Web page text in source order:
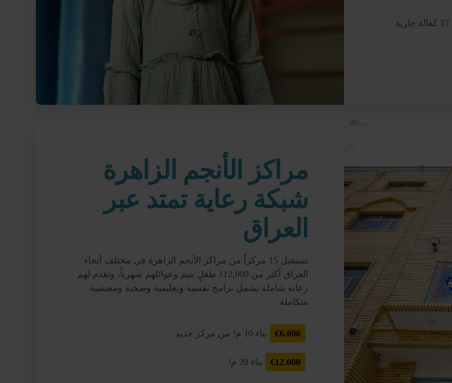
مراكز الأنجم الزاهرة
شبكة رعاية تمتد عبر
العراق
تستقبل 15 مركزاً من مراكز الأنجم الزاهرة في مختلف أنحاء
العراق أكثر من 112,000 طفلٍ يتيم وعوائلهم شهرياً، وتقدم لهم
رعاية شاملة تشمل برامج نفسية وتعليمية وصحية ومعيشية
متكاملة.
€6.000 بناء 10 م² من مركز جديد
€12.000 بناء 20 م²